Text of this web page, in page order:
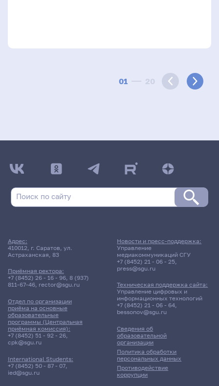
01 20
Адрес:
410012, г. Саратов, ул.
Астраханская, 83
Приёмная ректора:
+7 (8452) 26 - 16 - 96, 8 (937)
811-67-46, rector@sgu.ru
Отдел по организации
приёма на основные
образовательные
программы (Центральная
приёмная комиссия):
+7 (8452) 51 - 92 - 26,
cpk@sgu.ru
International Students:
+7 (8452) 50 - 87 - 07,
ied@sgu.ru
Сведения об
образовательной
организации
Политика обработки
персональных данных
Противодействие
коррупции
Новости и пресс-поддержка:
Управление
медиакоммуникаций СГУ
+7 (8452) 21 - 06 - 25,
press@sgu.ru
Техническая поддержка сайта:
Управление цифровых и
информационных технологий
+7 (8452) 21 - 06 - 64,
bessonov@sgu.ru